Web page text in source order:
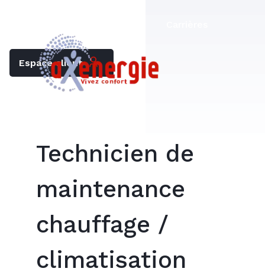
Espace client
Technicien de
maintenance
chauffage /
climatisation